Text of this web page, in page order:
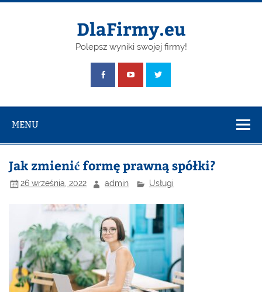
Skip
DlaFirmy.eu
Polepsz wyniki swojej firmy!
MENU
Jak zmienić formę prawną spółki?
26 września, 2022 admin Usługi